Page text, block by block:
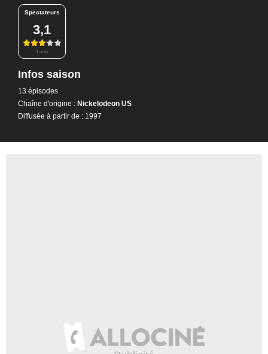
Spectateurs
3,1
1 note
Infos saison
13 épisodes
Chaîne d'origine : Nickelodeon US
Diffusée à partir de : 1997